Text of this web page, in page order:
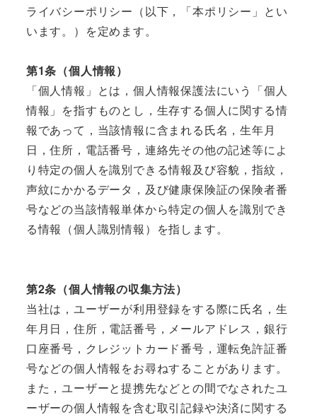
ライバシーポリシー（以下，「本ポリシー」とい
います。）を定めます。
第1条（個人情報）
「個人情報」とは，個人情報保護法にいう「個人
情報」を指すものとし，生存する個人に関する情
報であって，当該情報に含まれる氏名，生年月
日，住所，電話番号，連絡先その他の記述等によ
り特定の個人を識別できる情報及び容貌，指紋，
声紋にかかるデータ，及び健康保険証の保険者番
号などの当該情報単体から特定の個人を識別でき
る情報（個人識別情報）を指します。
第2条（個人情報の収集方法）
当社は，ユーザーが利用登録をする際に氏名，生
年月日，住所，電話番号，メールアドレス，銀行
口座番号，クレジットカード番号，運転免許証番
号などの個人情報をお尋ねすることがあります。
また，ユーザーと提携先などとの間でなされたユ
ーザーの個人情報を含む取引記録や決済に関する